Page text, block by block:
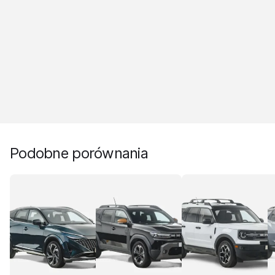
Podobne porównania